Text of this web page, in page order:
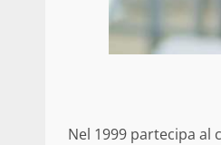
Nel 1999 partecipa al